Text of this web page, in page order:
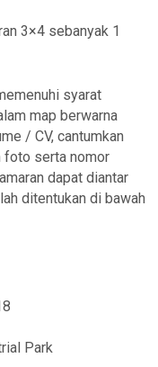
3×4 sebanyak 1
syarat
map berwarna
/ CV, cantumkan
foto serta nomor
dapat diantar
ditentukan di bawah
Park